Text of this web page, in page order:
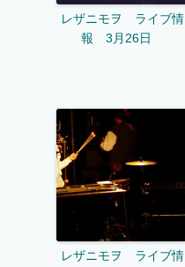
レザニモヲ ライブ情
報 3月26日
レザニモヲ ライブ情